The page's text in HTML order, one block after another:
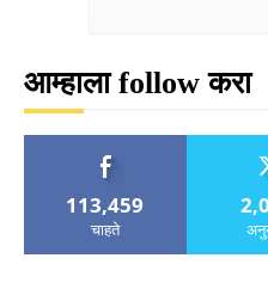
आम्हाला follow करा
113,459
चाहते